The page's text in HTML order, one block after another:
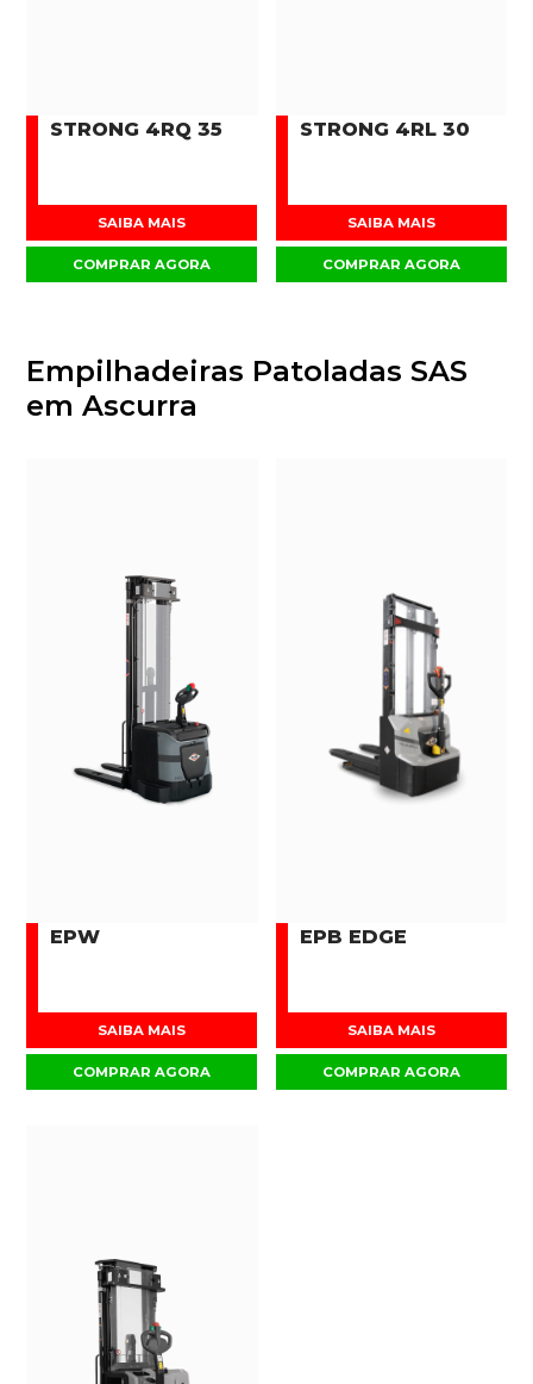
STRONG 4RQ 35
SAIBA MAIS
COMPRAR AGORA
STRONG 4RL 30
SAIBA MAIS
COMPRAR AGORA
Empilhadeiras Patoladas SAS
em Ascurra
EPW
SAIBA MAIS
COMPRAR AGORA
EPB EDGE
SAIBA MAIS
COMPRAR AGORA